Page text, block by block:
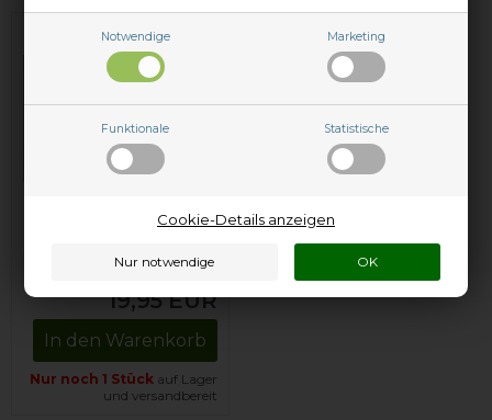
Notwendige Marketing
Funktionale Statistische
Cookie-Details anzeigen
19,95 EUR
In den Warenkorb
Nur noch 1 Stück auf Lager
und versandbereit